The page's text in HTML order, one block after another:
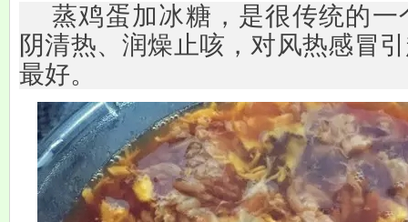
蒸鸡蛋加冰糖，是很传统的
阴清热、润燥止咳，对风热感冒
最好。